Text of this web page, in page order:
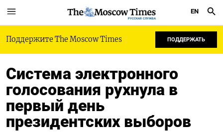
РУССКАЯ СЛУЖБА
EN
Поддержите The Moscow Times ПОДДЕРЖАТЬ
Система электронного
голосования рухнула в
первый день
президентских выборов